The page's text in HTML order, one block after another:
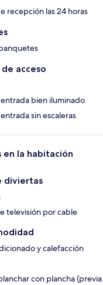
recepción las 24 horas
acceso
entrada bien iluminado
sin escaleras
en la habitación
diviertas
televisión por cable
y calefacción
con plancha